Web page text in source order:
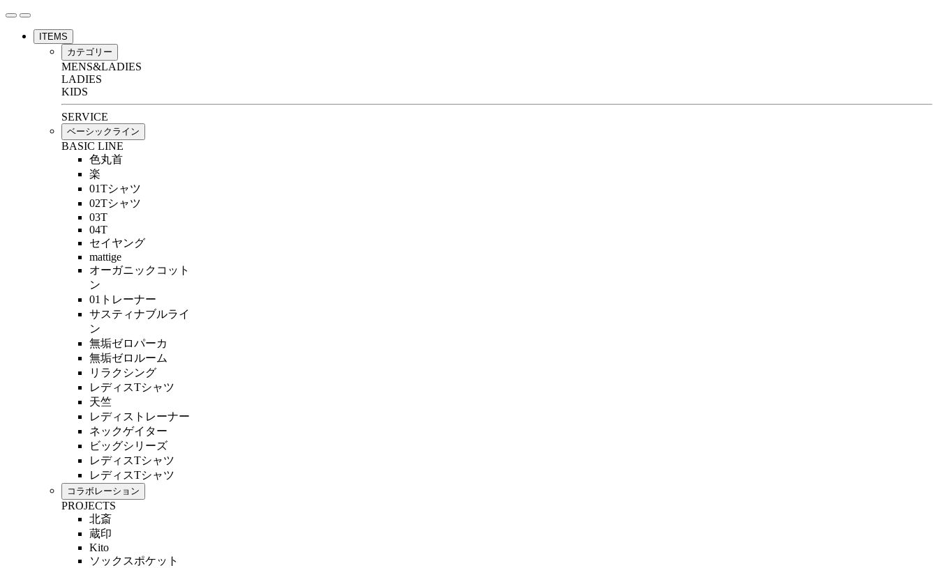
ITEMS
カテゴリー
MENS&LADIES
LADIES
KIDS
SERVICE
ベーシックライン
BASIC LINE
色丸首
楽
01Tシャツ
02Tシャツ
03T
04T
セイヤング
mattige
オーガニックコット
ン
01トレーナー
サスティナブルライ
ン
無垢ゼロパーカ
無垢ゼロルーム
リラクシング
レディスTシャツ
天竺
レディストレーナー
ネックゲイター
ビッグシリーズ
レディスTシャツ
レディスTシャツ
コラボレーション
PROJECTS
北斎
蔵印
Kito
ソックスポケット